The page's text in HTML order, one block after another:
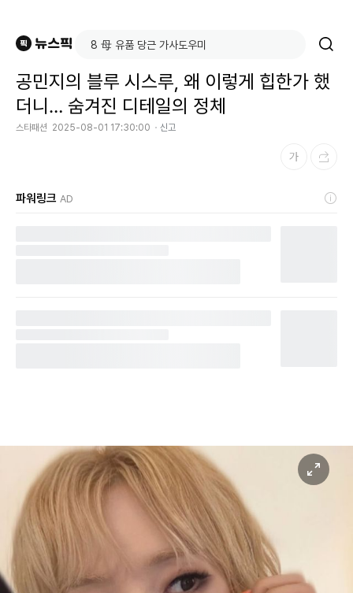
공민지의 블루 시스루, 왜 이렇게 힙한가 했
더니… 숨겨진 디테일의 정체
스타패션 2025-08-01 17:30:00 신고
파워링크 AD